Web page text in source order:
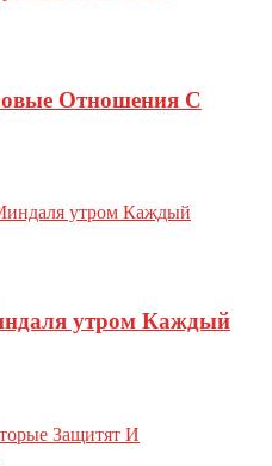
Отношения С
утром Каждый